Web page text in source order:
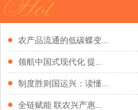
农产品流通的低碳蝶变...
领航中国式现代化 提...
制度胜则国运兴：读懂...
全链赋能 联农兴产惠...